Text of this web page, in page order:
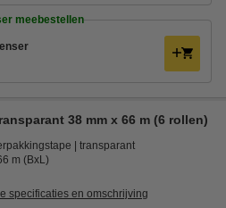
meebestellen
38 mm x 66 m (6 rollen)
transparant
m (BxL)
specificaties en omschrijving